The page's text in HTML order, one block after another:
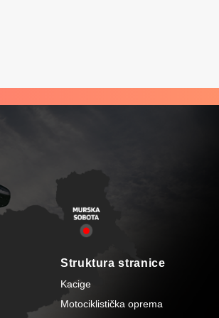
Struktura stranice
Kacige
Motociklistička oprema